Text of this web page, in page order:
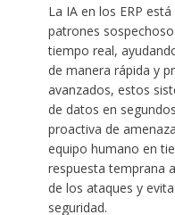
La IA en los ERP
patrones
tiempo real,
de manera rápida y
avanzados, estos
de datos en
proactiva de
equipo humano en
respuesta temprana
de los ataques y
seguridad.